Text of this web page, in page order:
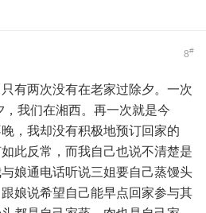
8#
有两次没有在老家过除夕。一次
我们在湘西。再一次就是今
，我却没有积极地预订回家的
此反常，而我自己也说不清楚是
娘通电话听说三姐要自己蒸馒头
娘说希望自己能早点回家参与其